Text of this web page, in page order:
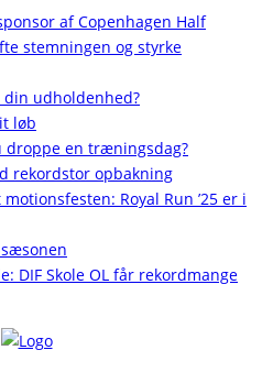
af Copenhagen Half
stemningen og styrke
udholdenhed?
løb
droppe en træningsdag?
rekordstor opbakning
Royal Run ’25 er i
DIF Skole OL får rekordmange